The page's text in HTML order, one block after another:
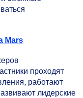
Mars
проходят
работают
лидерские